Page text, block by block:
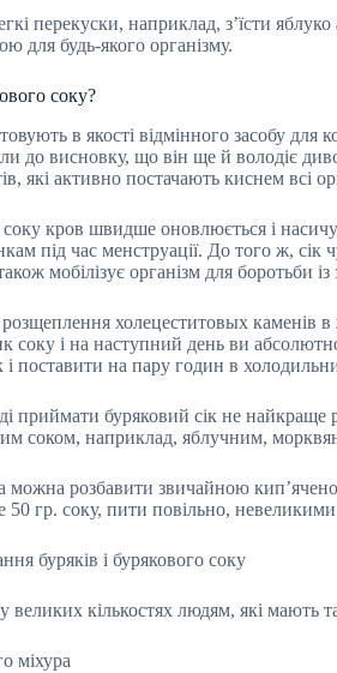
перекуски, наприклад, з’їсти
для будь-якого організму.
соку?
в якості відмінного засобу для
до висновку, що він ще й володіє
які активно постачають киснем всі
кров швидше оновлюється і
під час менструації. До того ж,
мобілізує організм для
холецеститовых каменів
соку і на наступний день ви
і поставити на пару годин в
приймати буряковий сік не
соком, наприклад, яблучним,
можна розбавити звичайною
гр. соку, пити повільно,
буряків і бурякового соку
кількостях людям, які мають
міхура